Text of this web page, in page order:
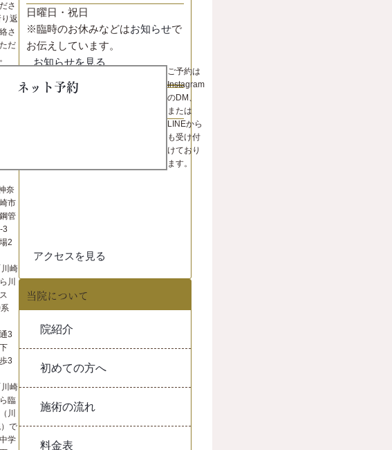
日曜日・祝日
※臨時のお休みなどはお知らせで
お伝えしています。
お知らせを見る
アクセスを見る
当院について
院紹介
初めての方へ
施術の流れ
料金表
さ
返
さ
だ
ネット予約
ご予約は
Instagram
のDM、
または
LINEから
も受け付
けており
ます。
奈
市
管
3
2
川崎
川
系
3
3
川崎
臨
川
で
学